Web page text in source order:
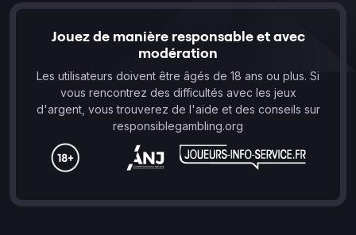
Jouez de manière responsable et avec
modération
Les utilisateurs doivent être âgés de 18 ans ou plus. Si
vous rencontrez des difficultés avec les jeux
d'argent, vous trouverez de l'aide et des conseils sur
responsiblegambling.org